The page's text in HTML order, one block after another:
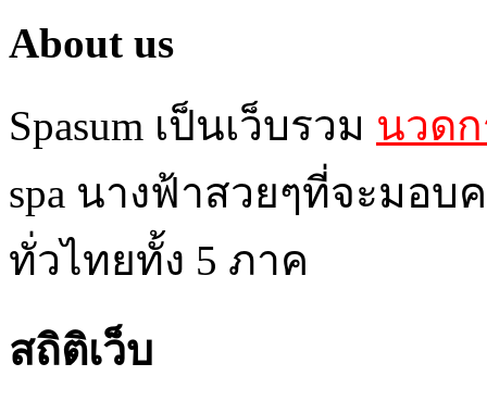
About us
Spasum เป็นเว็บรวม นวด
spa นางฟ้าสวยๆที่จะมอ
ทั่วไทยทั้ง 5 ภาค
สถิติเว็บ